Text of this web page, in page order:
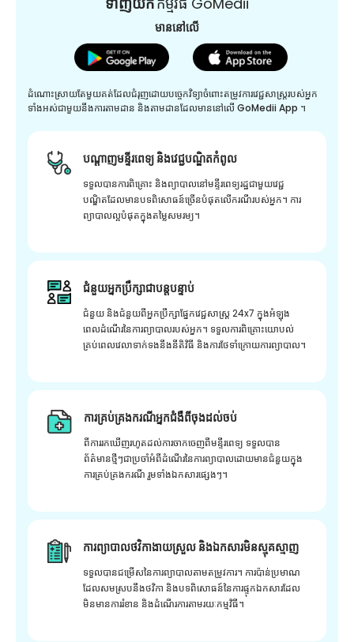
មាននៅលើ
ដំណោះស្រាយតែមួយគត់ដែលជំរុញដោយបច្ចេកវិទ្យាចំពោះតម្រូវការវេជ្ជសាស្រ្តរបស់អ្នក
ទាំងអស់ជាមួយនឹងការតាមដាន និងតាមដានដែលមាននៅលើ GoMedii App ។
បណ្តាញមន្ទីរពេទ្យ និងវេជ្ជបណ្ឌិតកំពូល
ទទួលបានការពិគ្រោះ និងព្យាបាលនៅមន្ទីរពេទ្យរដ្ឋជាមួយវេជ្ជ
បណ្ឌិតដែលមានបទពិសោធន៍ច្រើនបំផុតលើករណីរបស់អ្នក។ ការ
ព្យាបាលល្អបំផុតក្នុងតម្លៃសមរម្យ។
ជំនួយអ្នកប្រឹក្សាជាបន្តបន្ទាប់
ជំនួយ និងជំនួយពីអ្នកប្រឹក្សាផ្នែកវេជ្ជសាស្រ្ត 24x7 ក្នុងអំឡុង
ពេលដំណើរនៃការព្យាបាលរបស់អ្នក។ ទទួលការពិគ្រោះយោបល់
គ្រប់ពេលវេលាទាក់ទងនឹងនីតិវិធី និងការថែទាំក្រោយការព្យាបាល។
ការគ្រប់គ្រងករណីអ្នកជំងឺពីចុងដល់ចប់
ពីការរកឃើញរហូតដល់ការចាកចេញពីមន្ទីរពេទ្យ ទទួលបាន
ព័ត៌មានថ្មីៗជាប្រចាំអំពីដំណើរនៃការព្យាបាលដោយមានជំនួយក្នុង
ការគ្រប់គ្រងករណី រួមទាំងឯកសារផ្សេងៗ។
ការព្យាបាលថវិកាងាយស្រួល និងឯកសារមិនស្មុគស្មាញ
ទទួលបានជម្រើសនៃការព្យាបាលតាមតម្រូវការ។ ការប៉ាន់ប្រមាណ
ដែលសមស្របនឹងថវិកា និងបទពិសោធន៍នៃការផ្ទុកឯកសារដែល
មិនមានការរំខាន និងដំណើរការតាមរយៈកម្មវិធី។